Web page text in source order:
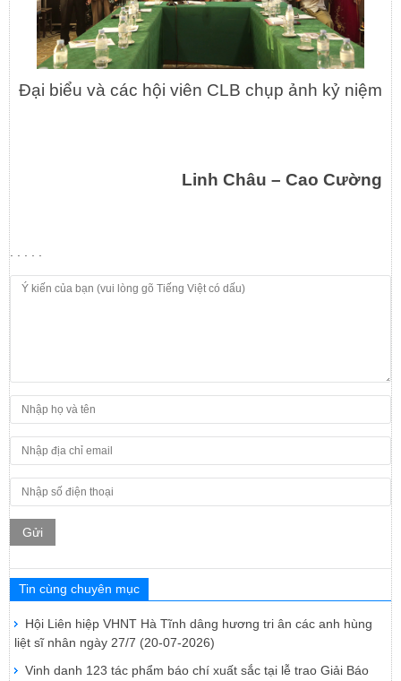
Đại biểu và các hội viên CLB chụp ảnh kỷ niệm
Linh Châu – Cao Cường
Gửi
Tin cùng chuyên mục
Hội Liên hiệp VHNT Hà Tĩnh dâng hương tri ân các anh hùng
liệt sĩ nhân ngày 27/7 (20-07-2026)
Vinh danh 123 tác phẩm báo chí xuất sắc tại lễ trao Giải Báo